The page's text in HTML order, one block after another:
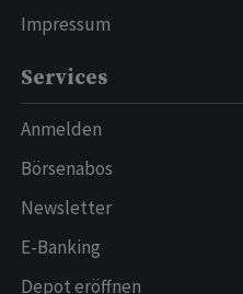
Impressum
Services
Anmelden
Börsenabos
Newsletter
E-Banking
Depot eröffnen